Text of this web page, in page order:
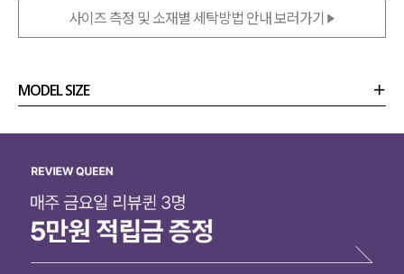
사이즈 측정 및 소재별 세탁방법 안내 보러가기
MODEL SIZE